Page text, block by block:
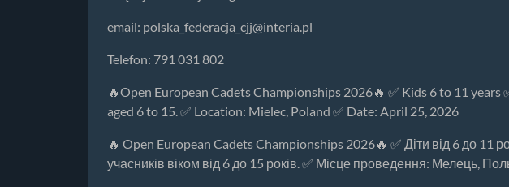
email: polska_federacja_cjj@interia.pl
Telefon: 791 031 802
🔥Open European Cadets Championships 2026🔥 ✅ Kids 6 to 11
aged 6 to 15. ✅ Location: Mielec, Poland ✅ Date: April 25, 2026
🔥 Open European Cadets Championships 2026🔥 ✅ Діти від 6 до 11
учасників віком від 6 до 15 років. ✅ Місце проведення: Мелець,